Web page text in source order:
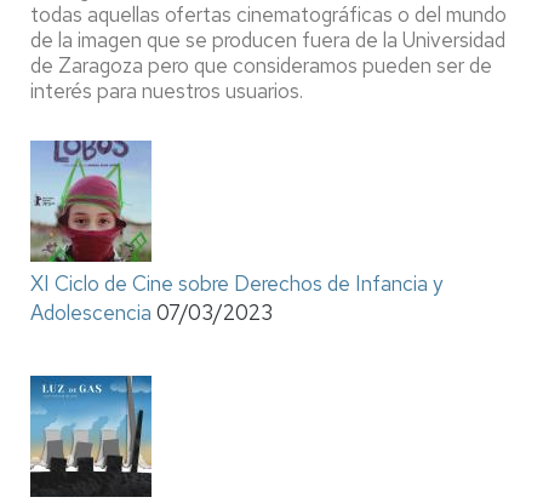
todas aquellas ofertas cinematográficas o del mundo
de la imagen que se producen fuera de la Universidad
de Zaragoza pero que consideramos pueden ser de
interés para nuestros usuarios.
XI Ciclo de Cine sobre Derechos de Infancia y
Adolescencia 07/03/2023